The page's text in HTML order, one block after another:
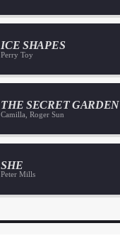
ICE SHAPES
Perry Toy
THE SECRET GARDEN
Camilla, Roger Sun
SHE
Peter Mills